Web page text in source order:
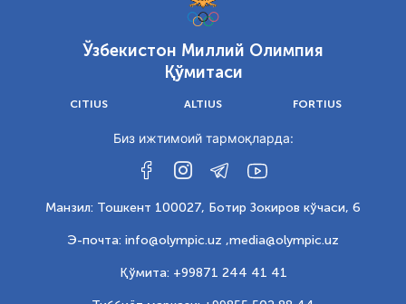
Ўзбекистон Миллий Олимпия
Қўмитаси
CITIUS ALTIUS FORTIUS
Биз ижтимоий тармоқларда:
Манзил: Тошкент 100027, Ботир Зокиров кўчаси, 6
Э-почта: info@olympic.uz ,media@olympic.uz
Қўмита: +99871 244 41 41